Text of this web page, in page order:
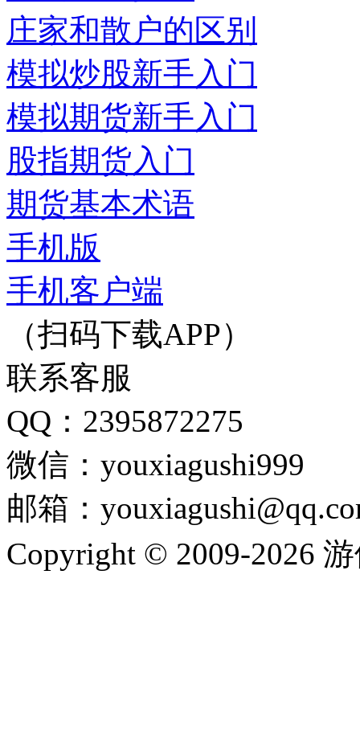
庄家和散户的区别
模拟炒股新手入门
模拟期货新手入门
股指期货入门
期货基本术语
手机版
手机客户端
（扫码下载APP）
联系客服
QQ：2395872275
微信：youxiagushi999
邮箱：
Copyright © 2009-2026